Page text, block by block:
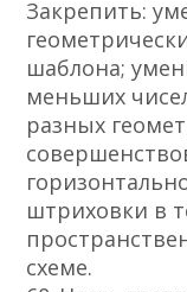
Закрепить:
шаблона;
меньших
разных
штриховки в
схеме.